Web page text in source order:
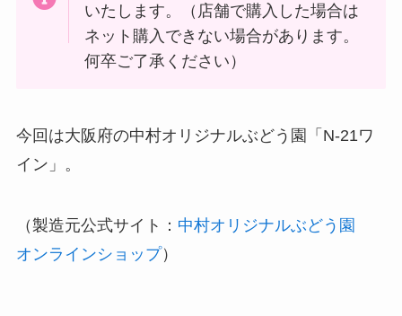
いたします。（店舗で購入した場合は
ネット購入できない場合があります。
何卒ご了承ください）
今回は大阪府の中村オリジナルぶどう園「N-21ワ
イン」。
（製造元公式サイト： 中村オリジナルぶどう園
オンラインショップ）